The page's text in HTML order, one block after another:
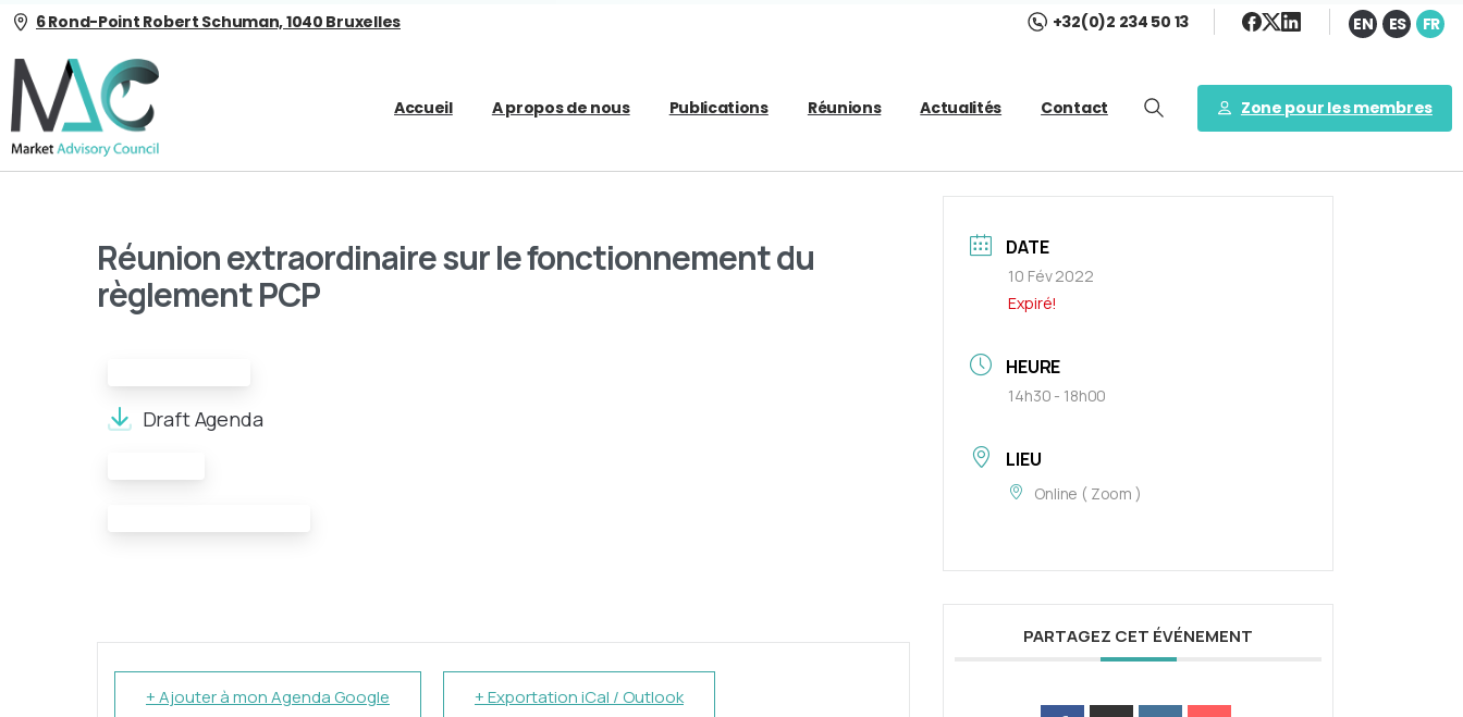
6 Rond-Point Robert Schuman, 1040 Bruxelles +32(0)2 234 50 13 EN ES FR
Accueil A propos de nous Publications Réunions Actualités Contact Zone pour les membres
Réunion extraordinaire sur le fonctionnement du
règlement PCP
Draft Agenda
+ Ajouter à mon Agenda Google + Exportation iCal / Outlook
DATE
10 Fév 2022
Expiré!
HEURE
14h30 - 18h00
LIEU
Online ( Zoom )
PARTAGEZ CET ÉVÉNEMENT